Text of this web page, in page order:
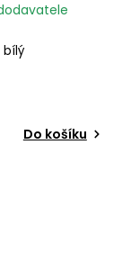
bílý
Do košíku